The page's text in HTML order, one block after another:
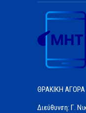
ΘΡΑΚΙΚΗ
Διεύθυνση: Γ.